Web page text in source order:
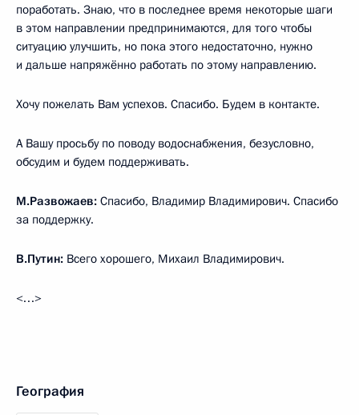
поработать. Знаю, что в последнее время некоторые шаги
в этом направлении предпринимаются, для того чтобы
ситуацию улучшить, но пока этого недостаточно, нужно
и дальше напряжённо работать по этому направлению.
Хочу пожелать Вам успехов. Спасибо. Будем в контакте.
А Вашу просьбу по поводу водоснабжения, безусловно,
обсудим и будем поддерживать.
М.Развожаев: Спасибо, Владимир Владимирович. Спасибо
за поддержку.
В.Путин: Всего хорошего, Михаил Владимирович.
<…>
География